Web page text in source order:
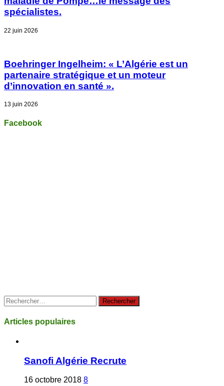
spécialistes.
22 juin 2026
Boehringer Ingelheim: « L’Algérie est un
partenaire stratégique et un moteur
d’innovation en santé ».
13 juin 2026
Facebook
Rechercher :
Articles populaires
Sanofi Algérie Recrute
16 octobre 2018 8